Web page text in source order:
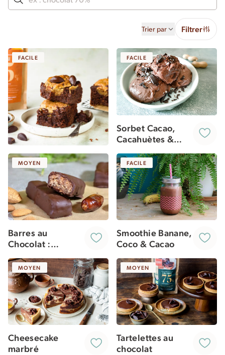
Trier par Filtrer
FACILE
Brookie
FACILE
Sorbet Cacao,
Cacahuètes &
(vegan)
MOYEN
Barres au
Chocolat :
Caramel de
Dattes
FACILE
Smoothie Banane,
Coco & Cacao
MOYEN
Cheesecake
marbré
MOYEN
Tartelettes au
chocolat